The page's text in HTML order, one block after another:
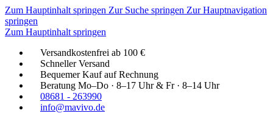
Zum Hauptinhalt springen Zur Suche springen Zur Hauptnavigation
springen
Zum Hauptinhalt springen
Versandkostenfrei ab 100 €
Schneller Versand
Bequemer Kauf auf Rechnung
Beratung Mo–Do · 8–17 Uhr & Fr · 8–14 Uhr
08681 - 263990
info@mavivo.de